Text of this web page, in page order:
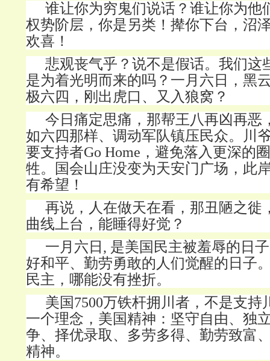
谁让你为穷鬼们说话？谁让你为他
权势阶层，你是另类！撵你下台，沼
欢喜！
悲观丧气乎？说不是假话。我们这
是为着光明而来的吗？一月六日，黑
极六四，刚出虎口、又入狼窝？
今日痛定思痛，那帮王八再凶再恶
如六四那样、调动军队镇压民众。川
要支持者Go Home，避免落入更深的
牲。国会山庄没变为天安门广场，此
有希望！
再说，人在做天在看，那丑陋之徙
曲线上台，能睡得好觉？
一月六日 , 是美国民主被羞辱的日
好和平、勤劳勇敢的人们觉醒的日子
民主，哪能没有挫折。
美国7500万铁杆拥川者，不是支持
一个理念，美国精神：坚守自由、独
争、择优录取、多劳多得、勤劳致富
精神。